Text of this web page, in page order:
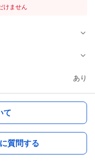
けません
あり
て
質問する